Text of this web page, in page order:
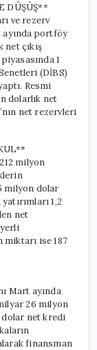
DÜŞÜŞ**
ve rezerv
portföy
net çıkış
1
(DİBS)
Resmi
dolarlık net
net rezervleri
milyon
milyon dolar
1,2
net
miktarı ise 187
Mart ayında
26 milyon
dolar net kredi
finansman